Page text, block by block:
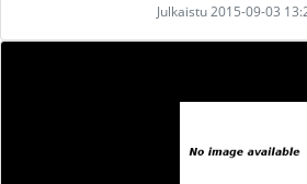
Julkaistu 2015-09-03